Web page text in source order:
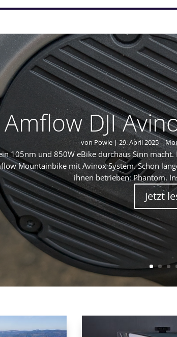
Amflow DJI
von Powie|29. April 2025|
105nm und 850W eBike durchaus Sinn
Mountainbike mit Avinox System. Schon
ihnen betrieben: Phantom,
Jetzt